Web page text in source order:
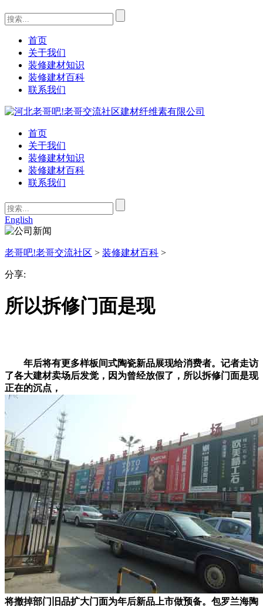
首页
关于我们
装修建材知识
装修建材百科
联系我们
首页
关于我们
装修建材知识
装修建材百科
联系我们
English
老哥吧!老哥交流社区 > 装修建材百科 >
分享:
所以拆修门面是现
年后将有更多样板间式陶瓷新品展现给消费者。记者走访
了各大建材卖场后发觉，因为曾经放假了，所以拆修门面是现
正在的沉点，
将撤掉部门旧品扩大门面为年后新品上市做预备。包罗兰海陶